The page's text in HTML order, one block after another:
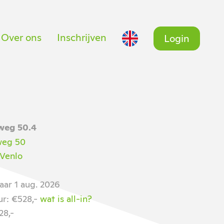
Over ons Inschrijven Login
50.4
50
1 aug. 2026
€528,- wat is all-in?